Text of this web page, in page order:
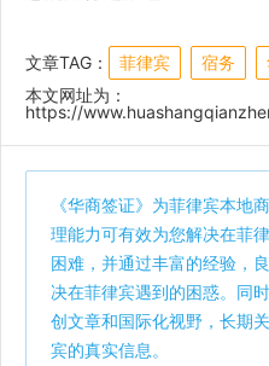
文章TAG： 菲律宾 宿务
本文网址为：
https://
《华商签证》为菲律宾本地
理能力可有效为您解决在菲
困难，并通过丰富的经验，
决在菲律宾遇到的困惑。同
创文章和国际化视野，长期
宾的真实信息。